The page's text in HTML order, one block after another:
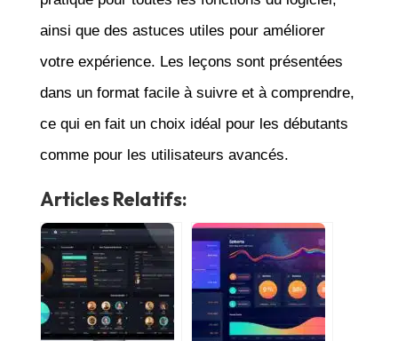
ainsi que des astuces utiles pour améliorer
votre expérience. Les leçons sont présentées
dans un format facile à suivre et à comprendre,
ce qui en fait un choix idéal pour les débutants
comme pour les utilisateurs avancés.
Articles Relatifs: